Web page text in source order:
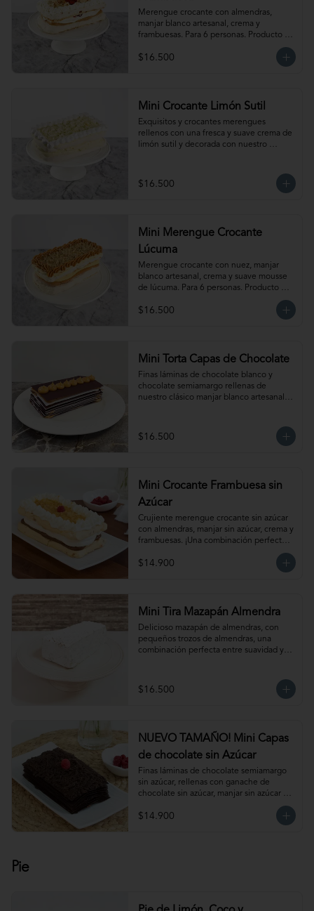
Merengue crocante con almendras,
manjar blanco artesanal, crema y
frambuesas. Para 6 personas. Producto
congelado, se recomienda descongelar
de 1 hora a temperatura ambiente antes
$16.500
Mini Crocante Limón Sutil
Exquisitos y crocantes merengues
rellenos con una fresca y suave crema de
limón sutil y decorada con nuestro
recomienda descongelar de 1 hora a
temperatura ambiente antes de servir.
$16.500
Mini Merengue Crocante
Lúcuma
Merengue crocante con nuez, manjar
blanco artesanal, crema y suave mousse
de lúcuma. Para 6 personas. Producto
congelado, se recomienda descongelar
de 1  hora a temperatura ambiente antes
$16.500
Mini Torta Capas de Chocolate
Finas láminas de chocolate blanco y
chocolate semiamargo rellenas de
nuestro clásico manjar blanco artesanal.
$16.500
Mini Crocante Frambuesa sin
Azúcar
Crujiente merengue crocante sin azúcar
con almendras, manjar sin azúcar, crema y
frambuesas. ¡Una combinación perfecta!
Para 6 personas. Producto congelado, se
recomienda descongelar de 1 hora a
$14.900
Mini Tira Mazapán Almendra
Delicioso mazapán de almendras, con
pequeños trozos de almendras, una
combinación perfecta entre suavidad y
$16.500
NUEVO TAMAÑO! Mini Capas
de chocolate sin Azúcar
Finas láminas de chocolate semiamargo
sin azúcar, rellenas con ganache de
chocolate sin azúcar, manjar sin azúcar y
¡Simplemente irresistible!
Para 6-8 personas. Producto congelado,
$14.900
Pie